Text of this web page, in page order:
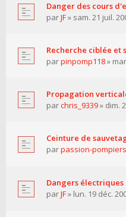
Danger des cours
parJF» sam. 21 juil.
Recherche ciblée et
parpinpomp118»
Propagation
parchris_9339» dim.
Ceinture de
parpassion-pompiers
Dangers électriques
parJF» lun. 19 déc.